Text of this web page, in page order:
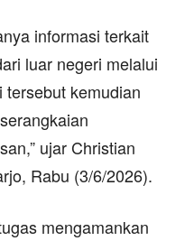
informasi terkait
luar negeri melalui
kemudian
ujar Christian
Rabu (3/6/2026).
mengamankan